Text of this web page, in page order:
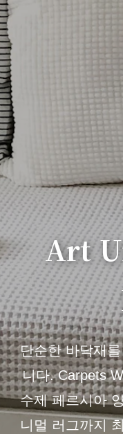
Art
단순한 바닥재
니다. Carpets
수제 페르시아
니멀 러그까지